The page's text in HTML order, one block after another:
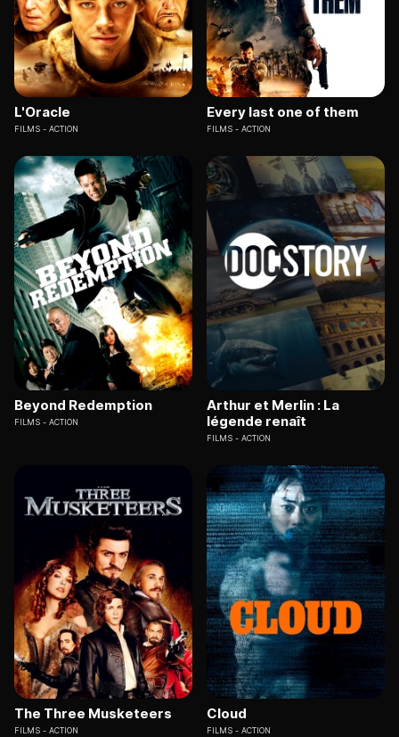
L'Oracle
FILMS ACTION
Every last one of them
FILMS ACTION
Beyond Redemption
FILMS ACTION
Arthur et Merlin : La
légende renaît
FILMS ACTION
The Three Musketeers
FILMS ACTION
Cloud
FILMS ACTION